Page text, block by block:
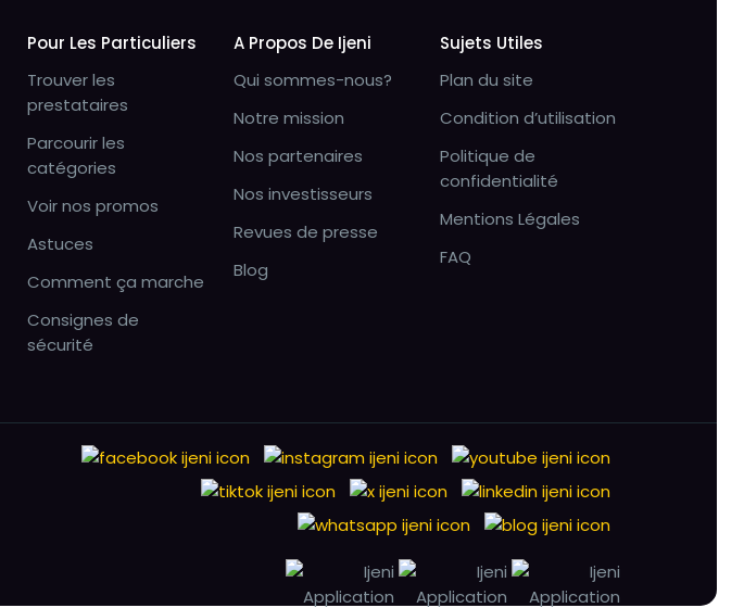
Pour Les Particuliers
Trouver les
prestataires
Parcourir les
catégories
Voir nos promos
Astuces
Comment ça marche
Consignes de
sécurité
A Propos De Ijeni
Qui sommes-nous?
Notre mission
Nos partenaires
Nos investisseurs
Revues de presse
Blog
Sujets Utiles
Plan du site
Condition d’utilisation
Politique de
confidentialité
Mentions Légales
FAQ